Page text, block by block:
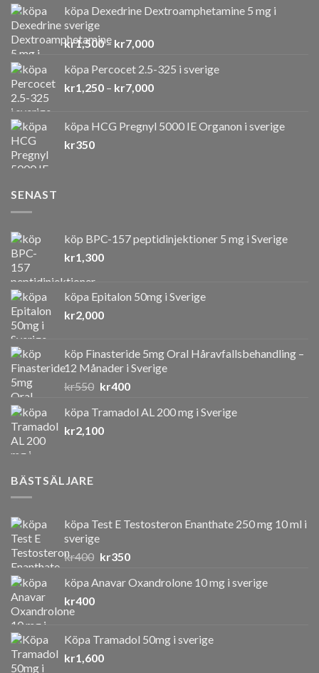
köpa Dexedrine Dextroamphetamine 5 mg i
sverige
kr1,500– kr7,000Prisintervall:
till
kr7,000
köpa Percocet 2.5-325 i sverige
kr1,250 – kr7,000Prisintervall:
kr7,000
köpa HCG Pregnyl 5000 IE Organon i sverige
kr350
SENAST
köp BPC-157 peptidinjektioner 5 mg i Sverige
kr1,300
köpa Epitalon 50mg i Sverige
kr2,000
köp Finasteride 5mg Oral Håravfallsbehandling –
12 Månader i Sverige
kr550 Det
priset
var:
kr400Det
priset
köpa Tramadol AL 200 mg i Sverige
kr2,100
BÄSTSÄLJARE
köpa Test E Testosteron Enanthate 250 mg 10 ml i
sverige
kr400 Det
priset
kr350Det
priset
köpa Anavar Oxandrolone 10 mg i sverige
kr400
Köpa Tramadol 50mg i sverige
kr1,600